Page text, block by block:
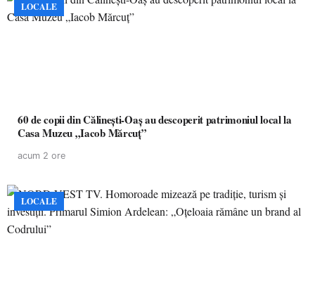
LOCALE
60 de copii din Călinești-Oaș au descoperit patrimoniul local la
Casa Muzeu „Iacob Mărcuț”
acum 2 ore
LOCALE